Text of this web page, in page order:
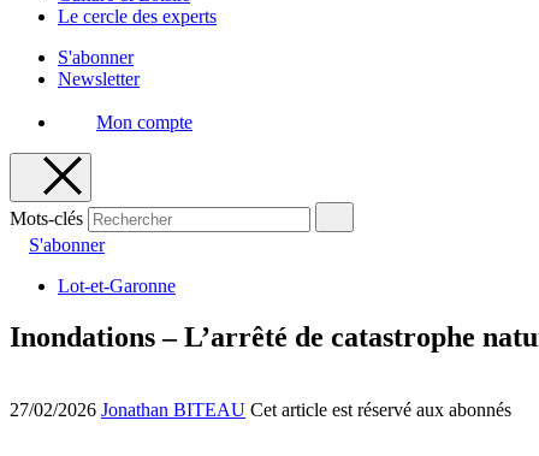
Le cercle des experts
S'abonner
Newsletter
Mon compte
Mots-clés
S'abonner
Lot-et-Garonne
Inondations – L’arrêté de catastrophe
27/02/2026 Jonathan BITEAU Cet article est réservé aux abonnés